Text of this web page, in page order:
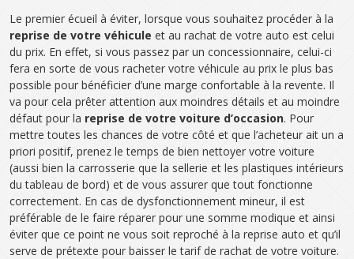
Le premier écueil à éviter, lorsque vous souhaitez procéder à la
reprise de votre véhicule et au rachat de votre auto est celui
du prix. En effet, si vous passez par un concessionnaire, celui-ci
fera en sorte de vous racheter votre véhicule au prix le plus bas
possible pour bénéficier d’une marge confortable à la revente. Il
va pour cela prêter attention aux moindres détails et au moindre
défaut pour la reprise de votre voiture d’occasion. Pour
mettre toutes les chances de votre côté et que l’acheteur ait un a
priori positif, prenez le temps de bien nettoyer votre voiture
(aussi bien la carrosserie que la sellerie et les plastiques intérieurs
du tableau de bord) et de vous assurer que tout fonctionne
correctement. En cas de dysfonctionnement mineur, il est
préférable de le faire réparer pour une somme modique et ainsi
éviter que ce point ne vous soit reproché à la reprise auto et qu’il
serve de prétexte pour baisser le tarif de rachat de votre voiture.